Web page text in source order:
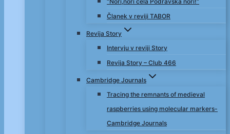
Članek v reviji TABOR
Revija Story
Intervju v reviji Story
Revija Story – Club 466
Cambridge Journals
Tracing the remnants of medieval
raspberries using molecular markers-
Cambridge Journals